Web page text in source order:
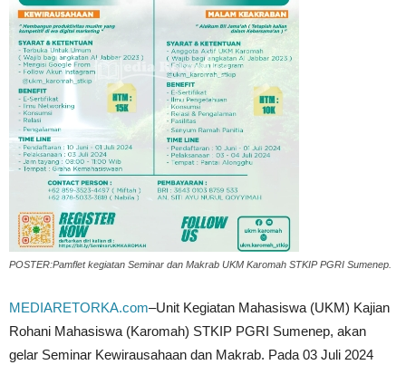
POSTER:Pamflet kegiatan Seminar dan Makrab UKM Karomah STKIP PGRI Sumenep.
MEDIARETORKA.com–Unit Kegiatan Mahasiswa (UKM) Kajian
Rohani Mahasiswa (Karomah) STKIP PGRI Sumenep, akan
gelar Seminar Kewirausahaan dan Makrab. Pada 03 Juli 2024